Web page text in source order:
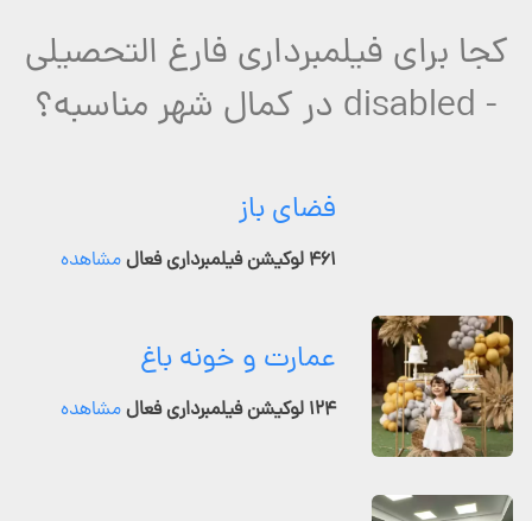
کجا برای فیلمبرداری فارغ التحصیلی
- disabled در کمال شهر مناسبه؟
فضای باز
۴۶۱ لوکیشن فیلمبرداری فعال مشاهده
عمارت و خونه باغ
۱۲۴ لوکیشن فیلمبرداری فعال مشاهده